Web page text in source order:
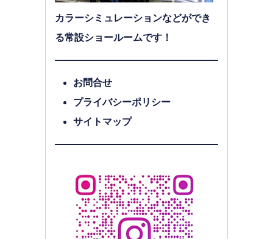
カラーシミュレーションなどができ
る常設ショールームです！
お問合せ
プライバシーポリシー
サイトマップ